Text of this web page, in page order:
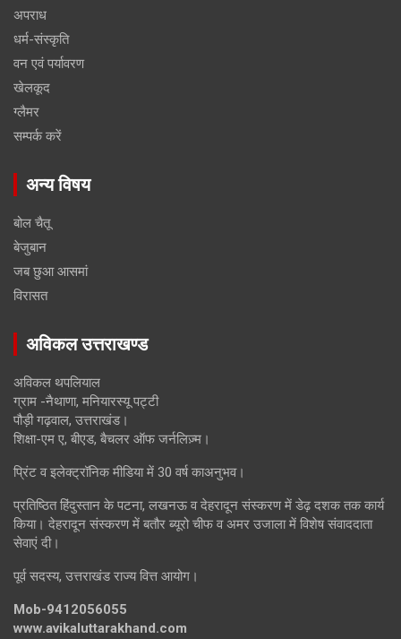
अपराध
धर्म-संस्कृति
वन एवं पर्यावरण
खेलकूद
ग्लैमर
सम्पर्क करें
अन्य विषय
बोल चैतू
बेजुबान
जब छुआ आसमां
विरासत
अविकल उत्तराखण्ड
अविकल थपलियाल
ग्राम -नैथाणा, मनियारस्यू पट्टी
पौड़ी गढ़वाल, उत्तराखंड।
शिक्षा-एम ए, बीएड, बैचलर ऑफ जर्नलिज़्म।
प्रिंट व इलेक्ट्रॉनिक मीडिया में 30 वर्ष काअनुभव।
प्रतिष्ठित हिंदुस्तान के पटना, लखनऊ व देहरादून संस्करण में डेढ़ दशक तक कार्य
किया। देहरादून संस्करण में बतौर ब्यूरो चीफ व अमर उजाला में विशेष संवाददाता
सेवाएं दी।
पूर्व सदस्य, उत्तराखंड राज्य वित्त आयोग।
Mob-9412056055
www.avikaluttarakhand.com